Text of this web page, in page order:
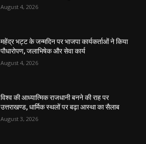
August 4, 2026
महेंद्र भट्ट के जन्मदिन पर भाजपा कार्यकर्ताओं ने किया
पौधारोपण, जलाभिषेक और सेवा कार्य
August 4, 2026
विश्व की आध्यात्मिक राजधानी बनने की राह पर
उत्तराखण्ड, धार्मिक स्थलों पर बढ़ा आस्था का सैलाब
August 3, 2026